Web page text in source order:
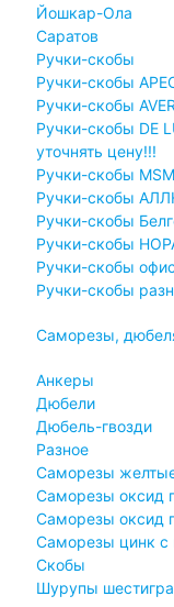
Йошкар-Ола
Саратов
Ручки-скобы
Ручки-скобы
Ручки-скобы
Ручки-скобы DE
уточнять цену!!!
Ручки-скобы MSM
Ручки-скобы
Ручки-скобы
Ручки-скобы
Ручки-скобы
Ручки-скобы
Саморезы,
Анкеры
Дюбели
Дюбель-гвозди
Разное
Саморезы
Саморезы оксид
Саморезы оксид
Саморезы цинк с
Скобы
Шурупы